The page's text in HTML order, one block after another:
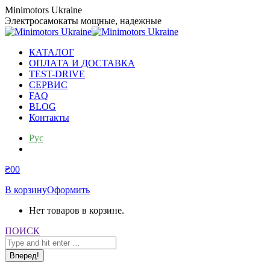
Перейти
к
содержанию
Minimotors Ukraine
Электросамокаты мощные, надежные
КАТАЛОГ
ОПЛАТА И ДОСТАВКА
TEST-DRIVE
СЕРВИС
FAQ
BLOG
Контакты
Рус
₴00
В корзинуОформить
Нет товаров в корзине.
Поиск:
ПОИСК